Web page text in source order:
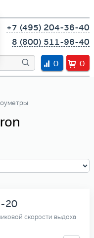
+7 (495) 204-36-40
8 (800) 511-96-40
0
0
20
скорости выдоха